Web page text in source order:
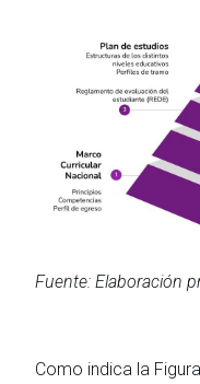
Fuente: Elaboración
Como indica la